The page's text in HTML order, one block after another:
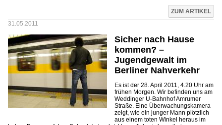
ZUM ARTIKEL
31.05.2011
Sicher nach Hause
kommen? –
Jugendgewalt im
Berliner Nahverkehr
Es ist der 28. April 2011, 4.20 Uhr am
frühen Morgen. Wir befinden uns am
Weddinger U-Bahnhof Amrumer
Straße. Eine Überwachungskamera
zeigt, wie ein junger Mann plötzlich
aus einem toten Winkel heraus im